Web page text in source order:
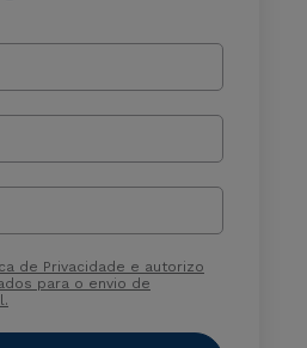
de Privacidade e autorizo
para o envio de